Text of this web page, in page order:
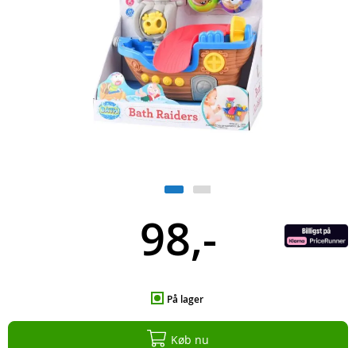
98,-
På lager
Køb nu